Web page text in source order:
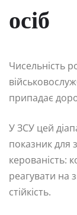
осіб
Чисельність
припадає
У ЗСУ цей
показник для
керованість:
реагувати на
стійкість.